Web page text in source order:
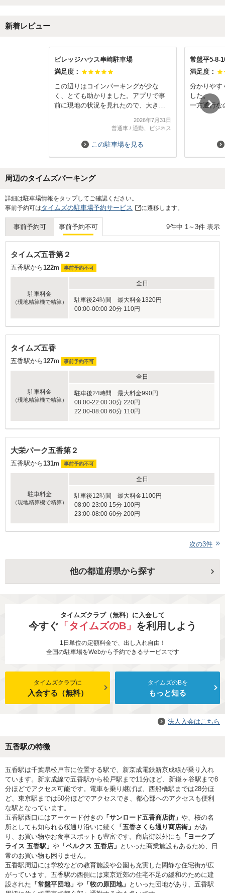
新着レビュー
ビレッジハウス串崎駐車場
満足度：
この辺りはコインパーキングが少な
く、とても助かりました。アプリで事
前に現地の状況を見れたので、大きな
問題なく利用できました。
2026年7月31日
普通車/ 通勤、ビジネス
この駐車場を見る
常盤平5-8-
満足度：
分かりやす
した。
一方通行な
さい。
周辺のタイムズパーキング
詳細は駐車場情報をタップしてご確認ください。
事前予約可はタイムズの駐車場予約サービス に遷移します。
事前予約可 事前予約不可 9件中 1 ～ 3件 表示
タイムズ五香第２
五香駅から122m 事前予約不可
駐車料金
（現地精算機で精算）
全日
駐車後24時間 最大料金1320円
00:00-00:00 20分 110円
タイムズ五香
五香駅から127m 事前予約不可
駐車料金
（現地精算機で精算）
全日
駐車後24時間 最大料金990円
08:00-22:00 30分 220円
22:00-08:00 60分 110円
大栄パーク五香第２
五香駅から131m 事前予約不可
駐車料金
（現地精算機で精算）
全日
駐車後12時間 最大料金1100円
08:00-23:00 15分 100円
23:00-08:00 60分 200円
次の3件
他の都道府県から探す
タイムズクラブ（無料）に入会して
今すぐ 「タイムズのB」 を利用しよう
1日単位の定額料金で、出し入れ自由！
全国の駐車場をWebから予約できるサービスです
タイムズクラブに
入会する（無料）
タイムズのBを
もっと知る
法人入会はこちら
五香駅の特徴
五香駅は千葉県松戸市に位置する駅で、新京成電鉄新京成線が乗り入れ
ています。新京成線で五香駅から松戸駅まで11分ほど、新鎌ヶ谷駅まで8
分ほどでアクセス可能です。電車を乗り継げば、西船橋駅までは28分ほ
ど、東京駅までは50分ほどでアクセスでき、都心部へのアクセスも便利
な駅となっています。
五香駅西口にはアーケード付きの 「サンロード五香商店街」 や、桜の名
所としても知られる桜通り沿いに続く
「五香さくら通り商店街」 があ
り、お買い物やお食事スポットも豊富です。商店街以外にも 「ヨークプ
ライス 五香駅」 や 「ベルクス 五香店」 といった商業施設もあるため、日
常のお買い物も困りません。
五香駅周辺には学校などの教育施設や公園も充実した閑静な住宅街が広
がっています。五香駅の西側には東京近郊の住宅不足の緩和のために建
設された 「常盤平団地」 や 「牧の原団地」 といった団地があり、五香駅